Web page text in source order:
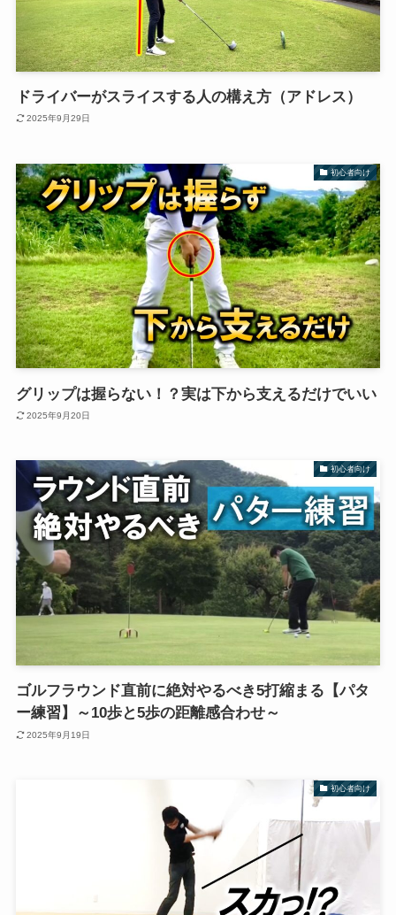
ドライバーがスライスする人の構え方（アドレス）
2025年9月29日
初心者向け
グリップは握らない！？実は下から支えるだけでいい
2025年9月20日
初心者向け
ゴルフラウンド直前に絶対やるべき5打縮まる【パタ
ー練習】～10歩と5歩の距離感合わせ～
2025年9月19日
初心者向け